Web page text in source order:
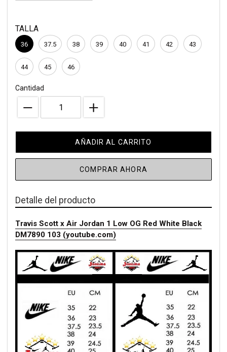
TALLA
36 37.5 38 39 40 41 42 43
44 45 46
Cantidad
AÑADIR AL CARRITO
COMPRAR AHORA
Detalle del producto
Travis Scott x Air Jordan 1 Low OG Red White Black
DM7890 103 (youtube.com)